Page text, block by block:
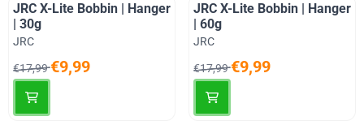
JRC X-Lite Bobbin | Hanger
| 30g
Merk:
JRC
Van 17,99 voor 9,99
€17,99€9,99
JRC X-Lite Bobbin | Hanger
| 60g
Merk:
JRC
Van 17,99 voor 9,99
€17,99€9,99